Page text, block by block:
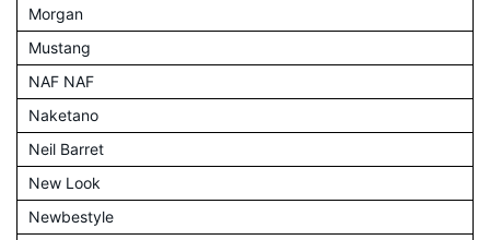
Morgan
Mustang
NAF NAF
Naketano
Neil Barret
New Look
Newbestyle